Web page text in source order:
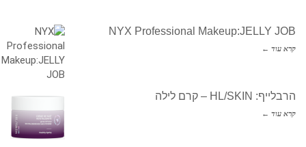
NYX Professional Makeup:JELLY JOB
קרא עוד ←
הרבלייף: HL/SKIN – קרם לילה
קרא עוד ←